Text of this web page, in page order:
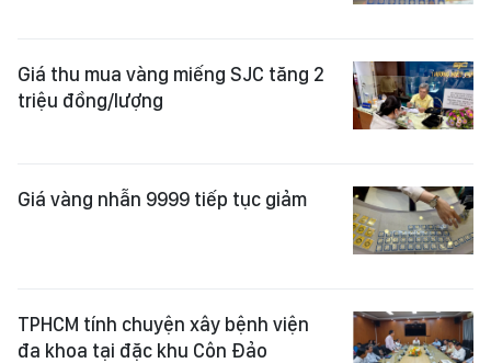
Giá thu mua vàng miếng SJC tăng 2
triệu đồng/lượng
Giá vàng nhẫn 9999 tiếp tục giảm
TPHCM tính chuyện xây bệnh viện
đa khoa tại đặc khu Côn Đảo